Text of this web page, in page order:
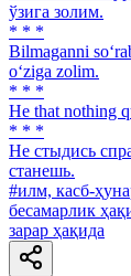
ўзига золим.
* * *
Bilmaganni
o‘ziga zolim.
* * *
He that nothing
* * *
He стыдись
станешь.
#илм, касб-
бесамарлик
зарар ҳақида